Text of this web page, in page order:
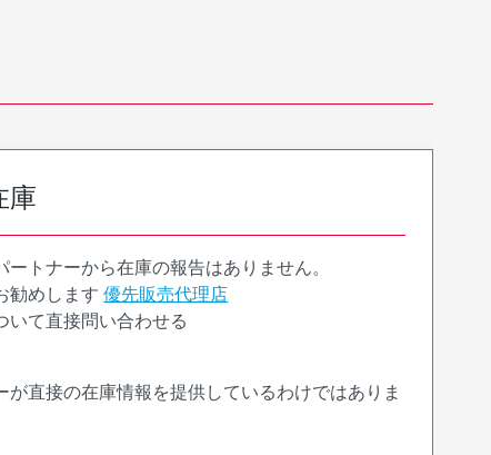
庫
トナーから在庫の報告はありません。
勧めします 優先販売代理店
いて直接問い合わせる
が直接の在庫情報を提供しているわけではありま